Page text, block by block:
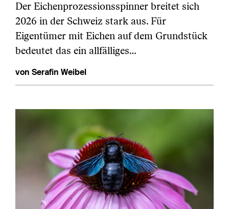
Der Eichenprozessionsspinner breitet sich
2026 in der Schweiz stark aus. Für
Eigentümer mit Eichen auf dem Grundstück
bedeutet das ein allfälliges…
von Serafin Weibel